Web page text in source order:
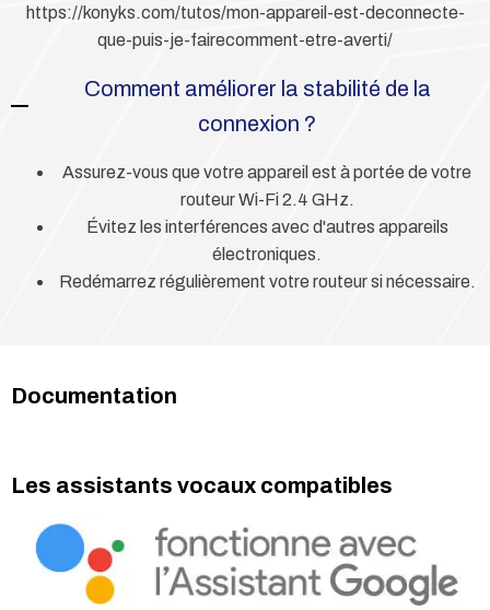
https://konyks.com/tutos/mon-appareil-est-deconnecte-
que-puis-je-fairecomment-etre-averti/
Comment améliorer la stabilité de la
connexion ?
Assurez-vous que votre appareil est à portée de votre
routeur Wi-Fi 2.4 GHz.
Évitez les interférences avec d'autres appareils
électroniques.
Redémarrez régulièrement votre routeur si nécessaire.
Documentation
Les assistants vocaux compatibles